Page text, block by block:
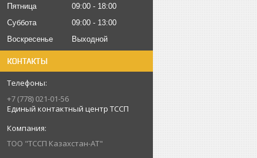
Пятница
09:00
18:00
Суббота
09:00
13:00
Воскресенье
Выходной
КОНТАКТЫ
+7 (778) 021-01-56
Единый контактный центр ТССП
ТОО "ТССП Казахстан-АТ"